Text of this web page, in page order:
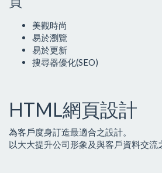
美觀時尚
易於瀏覽
易於更新
搜尋器優化(SEO)
HTML網頁設計
為客戶度身訂造最適合之設計。
以大大提升公司形象及與客戶資料交流